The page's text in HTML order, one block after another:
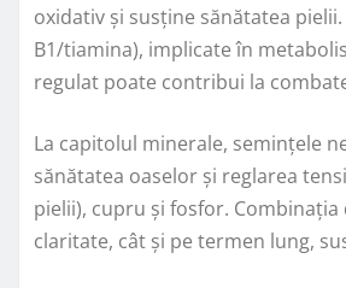
oxidativ și susține sănătatea
B1/tiamina), implicate în
regulat poate contribui la
La capitolul minerale, semințele
sănătatea oaselor și reglarea
pielii), cupru și fosfor.
claritate, cât și pe termen lung,